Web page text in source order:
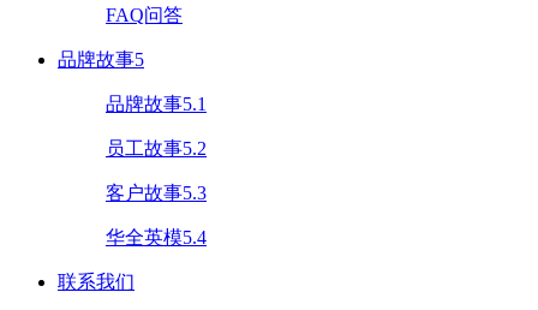
FAQ问答
品牌故事5
品牌故事5.1
员工故事5.2
客户故事5.3
华全英模5.4
联系我们